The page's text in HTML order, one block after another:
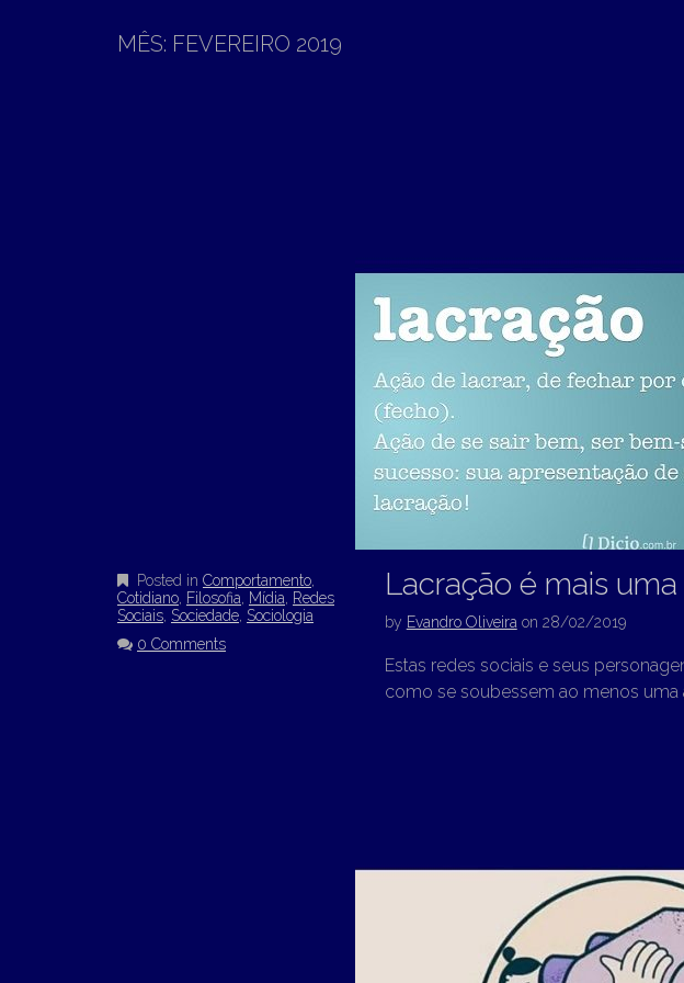
MÊS: FEVEREIRO 2019
Posted in Comportamento
Cotidiano Filosofia Mídia
Redes
Sociais Sociedade Sociologia
0 Comments
Lacração é mais
by Evandro Oliveira on 28/02/2019
Estas redes sociais e seus
como se soubessem ao menos uma